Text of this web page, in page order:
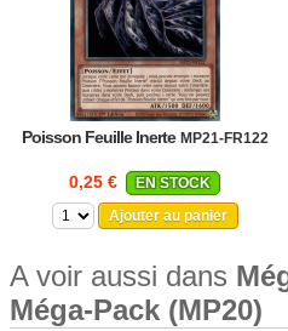
Poisson Feuille Inerte MP21-FR122
0,25 €
EN STOCK
Ajouter au panier
A voir aussi dans
Méga-Pack (MP20)